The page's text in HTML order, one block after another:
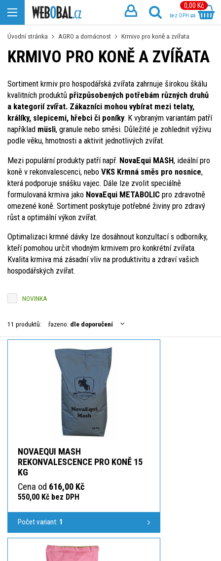
0,00 Kč
bez DPH
Úvodní stránka AGRO a domácnost Krmivo pro koně a zvířata
KRMIVO PRO KONĚ A ZVÍŘATA
Sortiment krmiv pro hospodářská zvířata zahrnuje širokou škálu
kvalitních produktů přizpůsobených potřebám různých druhů
a kategorií zvířat. Zákazníci mohou vybírat mezi telaty,
králíky, slepicemi, hřebci či poníky. K vybraným variantám patří
například müsli, granule nebo směsi. Důležité je zohlednit výživu
podle věku, hmotnosti a aktivit jednotlivých zvířat.
Mezi populární produkty patří např. NovaEqui MASH, ideální pro
koně v rekonvalescenci, nebo VKS Krmná směs pro nosnice,
která podporuje snášku vajec. Dále lze zvolit speciálně
formulovaná krmiva jako NovaEqui METABOLIC pro zdravotně
omezené koně. Sortiment poskytuje potřebné živiny pro zdravý
růst a optimální výkon zvířat.
Optimalizaci krmné dávky lze dosáhnout konzultací s odborníky,
kteří pomohou určit vhodným krmivem pro konkrétní zvířata.
Kvalita krmiva má zásadní vliv na produktivitu a zdraví vašich
hospodářských zvířat.
NOVINKA
11 produktů: řazeno: dle doporučení
NOVAEQUI MASH
REKONVALESCENCE PRO KONĚ 15
KG
Cena od 616,00 Kč
550,00 Kč bez DPH
Počet variant: 1